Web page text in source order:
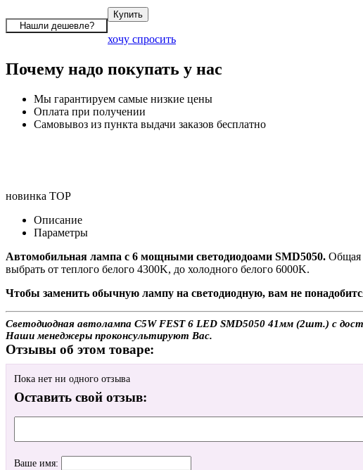
хочу спросить
Почему надо покупать у нас
Мы гарантируем самые низкие цены
Оплата при получении
Самовывоз из пункта выдачи заказов бесплатно
новинка TOP
Описание
Параметры
Автомобильная лампа с 6 мощными светодиодоами SMD5050. Общая
выбрать от теплого белого 4300K, до холодного белого 6000K.
Чтобы заменить обычную лампу на светодиодную, вам не
Светодиодная автолампа C5W FEST 6 LED SMD5050 41мм (2шт.) с
Наши менеджеры проконсультируют Вас.
Отзывы об этом товаре:
Пока нет ни одного отзыва
Оставить свой отзыв:
Ваше имя: